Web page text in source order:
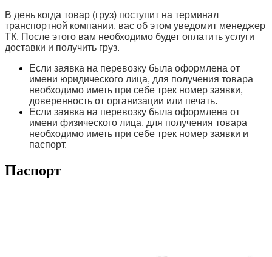
В день когда товар (груз) поступит на терминал
транспортной компании, вас об этом уведомит менеджер
ТК. После этого вам необходимо будет оплатить услуги
доставки и получить груз.
Если заявка на перевозку была оформлена от
имени юридического лица, для получения товара
необходимо иметь при себе трек номер заявки,
доверенность от организации или печать.
Если заявка на перевозку была оформлена от
имени физического лица, для получения товара
необходимо иметь при себе трек номер заявки и
паспорт.
Паспорт